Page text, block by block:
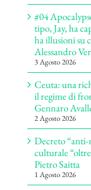
#04
tipo, Jay, ha
ha illusioni su
Alessandro
3 Agosto 2026
Ceuta: una
il regime di
Gennaro
2 Agosto 2026
Decreto “anti-
culturale
Pietro Saitta
1 Agosto 2026